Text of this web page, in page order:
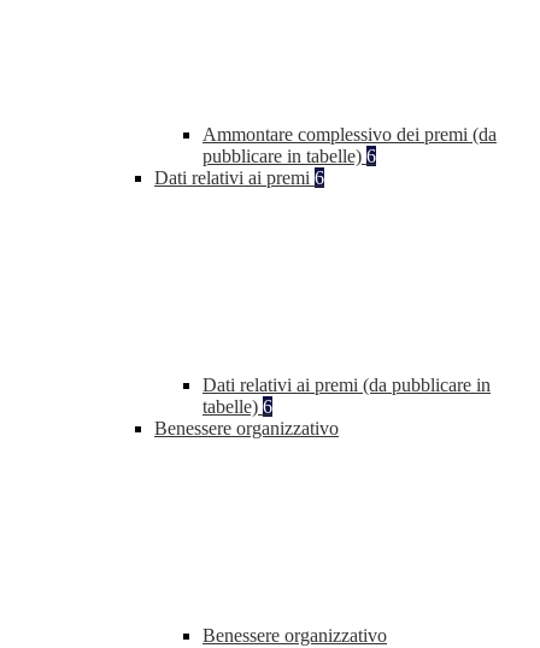
Ammontare complessivo dei premi (da
pubblicare in tabelle) 6
Dati relativi ai premi 6
Dati relativi ai premi (da pubblicare in
tabelle) 6
Benessere organizzativo
Benessere organizzativo